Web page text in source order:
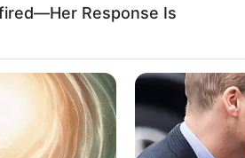
Response Is